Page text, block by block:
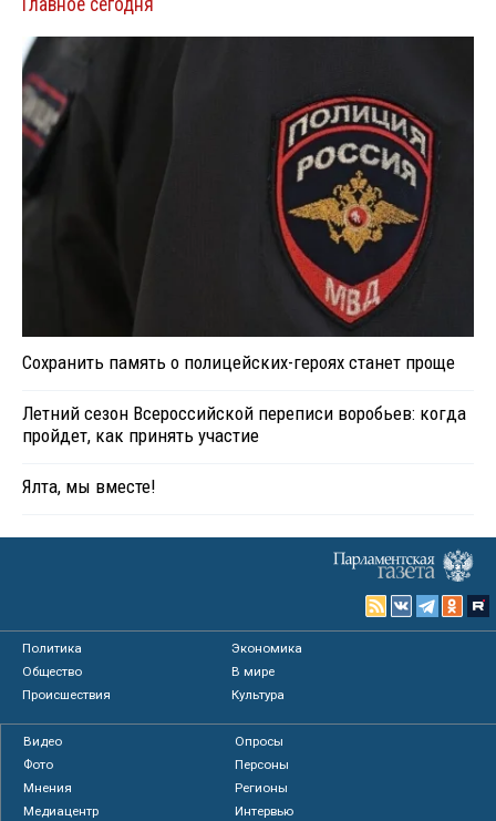
Главное сегодня
Сохранить память о полицейских-героях станет проще
Летний сезон Всероссийской переписи воробьев: когда
пройдет, как принять участие
Ялта, мы вместе!
Политика
Экономика
Общество
В мире
Происшествия
Культура
Видео
Опросы
Фото
Персоны
Мнения
Регионы
Медиацентр
Интервью